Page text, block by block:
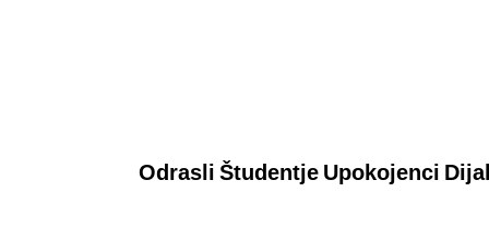
Odrasli Študentje Upokojenci